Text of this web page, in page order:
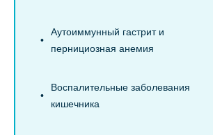
Аутоиммунный гастрит и
пернициозная анемия
Воспалительные заболевания
кишечника